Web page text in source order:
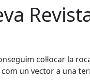
col·locar la
un vector a una